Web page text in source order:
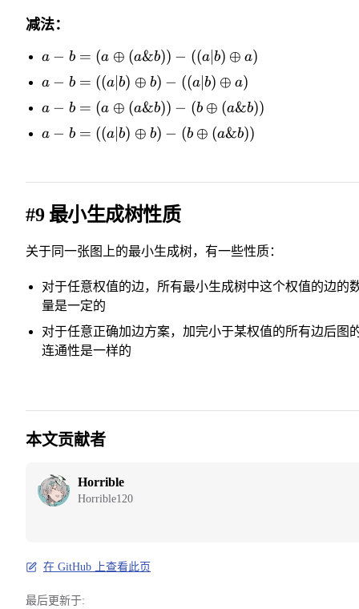
减法：
a − b = (a ⊕ (a&b)) − ((a∣ b) ⊕ a)
a − b = ((a ∣b) ⊕ b) − ((a∣ b) ⊕ a)
a − b = (a ⊕ (a&b)) − (b ⊕ (a&b))
a − b = ((a ∣b) ⊕ b) − (b ⊕ (a&b))
#9 最小生成树性质
关于同一张图上的最小生成树，有一些性质：
对于任意权值的边，所有最小生成树中这个权值的边的
量是一定的
对于任意正确加边方案，加完小于某权值的所有边后图
连通性是一样的
本文贡献者
Horrible
Horrible120
在 GitHub 上查看此页
最后更新于: